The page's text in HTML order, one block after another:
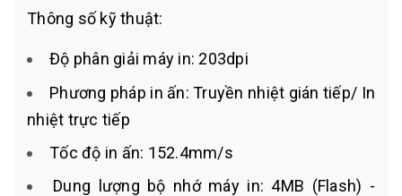
Thông số kỹ thuật:
Độ phân giải máy in: 203dpi
Phương pháp in ấn: Truyền nhiệt gián tiếp/ In
nhiệt trực tiếp
Tốc độ in ấn: 152.4mm/s
Dung lượng bộ nhớ máy in: 4MB (Flash) -